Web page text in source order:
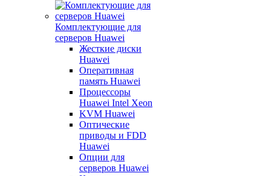
Комплектующие для
серверов Huawei
Жесткие диски
Huawei
Оперативная
память Huawei
Процессоры
Huawei Intel Xeon
KVM Huawei
Оптические
приводы и FDD
Huawei
Опции для
серверов Huawei